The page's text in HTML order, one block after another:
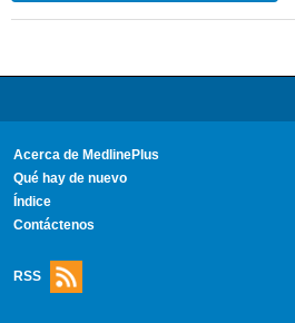
Acerca de MedlinePlus
Qué hay de nuevo
Índice
Contáctenos
RSS